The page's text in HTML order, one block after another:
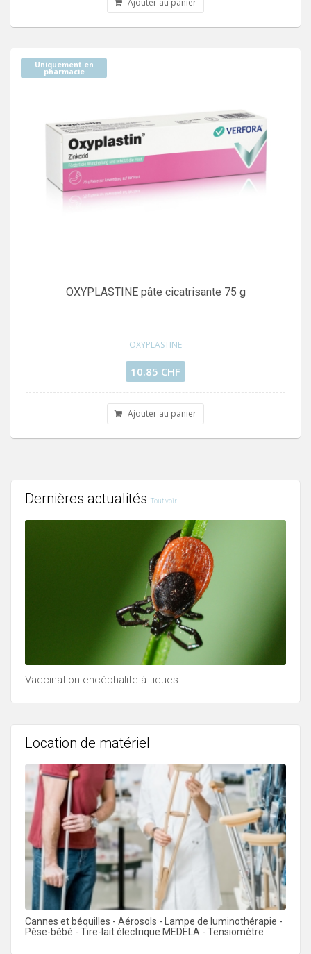
Uniquement en
pharmacie
OXYPLASTINE pâte cicatrisante 75 g
OXYPLASTINE
10.85 CHF
Ajouter au panier
Dernières actualités Tout voir
Vaccination encéphalite à tiques
Location de matériel
Cannes et béquilles - Aérosols - Lampe de luminothérapie -
Pèse-bébé - Tire-lait électrique MEDELA - Tensiomètre